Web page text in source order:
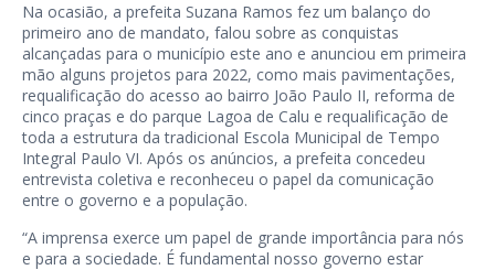
Na ocasião, a prefeita Suzana Ramos fez um balanço do
primeiro ano de mandato, falou sobre as conquistas
alcançadas para o município este ano e anunciou em primeira
mão alguns projetos para 2022, como mais pavimentações,
requalificação do acesso ao bairro João Paulo II, reforma de
cinco praças e do parque Lagoa de Calu e requalificação de
toda a estrutura da tradicional Escola Municipal de Tempo
Integral Paulo VI. Após os anúncios, a prefeita concedeu
entrevista coletiva e reconheceu o papel da comunicação
entre o governo e a população.
“A imprensa exerce um papel de grande importância para nós
e para a sociedade. É fundamental nosso governo estar